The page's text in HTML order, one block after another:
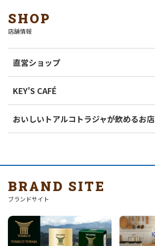
SHOP
店舗情報
直営ショップ
KEY'S CAFÉ
おいしいトアルコトラジャが飲めるお店
BRAND SITE
ブランドサイト